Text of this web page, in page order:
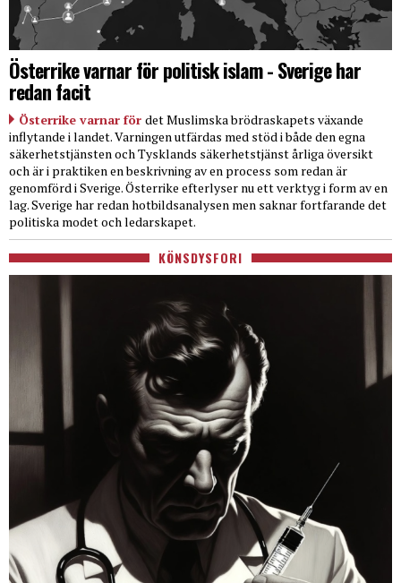
Österrike varnar för politisk islam - Sverige har
redan facit
Österrike varnar för det Muslimska brödraskapets växande
inflytande i landet. Varningen utfärdas med stöd i både den egna
säkerhetstjänsten och Tysklands säkerhetstjänst årliga översikt
och är i praktiken en beskrivning av en process som redan är
genomförd i Sverige. Österrike efterlyser nu ett verktyg i form av en
lag. Sverige har redan hotbildsanalysen men saknar fortfarande det
politiska modet och ledarskapet.
KÖNSDYSFORI